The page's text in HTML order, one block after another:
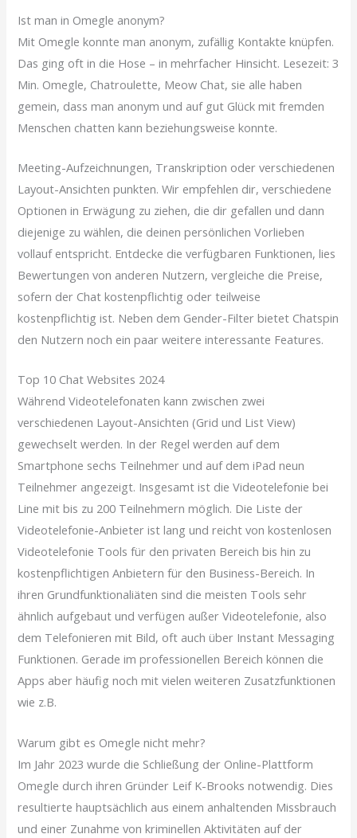
Ist man in Omegle anonym?
Mit Omegle konnte man anonym, zufällig Kontakte knüpfen.
Das ging oft in die Hose – in mehrfacher Hinsicht. Lesezeit: 3
Min. Omegle, Chatroulette, Meow Chat, sie alle haben
gemein, dass man anonym und auf gut Glück mit fremden
Menschen chatten kann beziehungsweise konnte.
Meeting-Aufzeichnungen, Transkription oder verschiedenen
Layout-Ansichten punkten. Wir empfehlen dir, verschiedene
Optionen in Erwägung zu ziehen, die dir gefallen und dann
diejenige zu wählen, die deinen persönlichen Vorlieben
vollauf entspricht. Entdecke die verfügbaren Funktionen, lies
Bewertungen von anderen Nutzern, vergleiche die Preise,
sofern der Chat kostenpflichtig oder teilweise
kostenpflichtig ist. Neben dem Gender-Filter bietet Chatspin
den Nutzern noch ein paar weitere interessante Features.
Top 10 Chat Websites 2024
Während Videotelefonaten kann zwischen zwei
verschiedenen Layout-Ansichten (Grid und List View)
gewechselt werden. In der Regel werden auf dem
Smartphone sechs Teilnehmer und auf dem iPad neun
Teilnehmer angezeigt. Insgesamt ist die Videotelefonie bei
Line mit bis zu 200 Teilnehmern möglich. Die Liste der
Videotelefonie-Anbieter ist lang und reicht von kostenlosen
Videotelefonie Tools für den privaten Bereich bis hin zu
kostenpflichtigen Anbietern für den Business-Bereich. In
ihren Grundfunktionaliäten sind die meisten Tools sehr
ähnlich aufgebaut und verfügen außer Videotelefonie, also
dem Telefonieren mit Bild, oft auch über Instant Messaging
Funktionen. Gerade im professionellen Bereich können die
Apps aber häufig noch mit vielen weiteren Zusatzfunktionen
wie z.B.
Warum gibt es Omegle nicht mehr?
Im Jahr 2023 wurde die Schließung der Online-Plattform
Omegle durch ihren Gründer Leif K-Brooks notwendig. Dies
resultierte hauptsächlich aus einem anhaltenden Missbrauch
und einer Zunahme von kriminellen Aktivitäten auf der